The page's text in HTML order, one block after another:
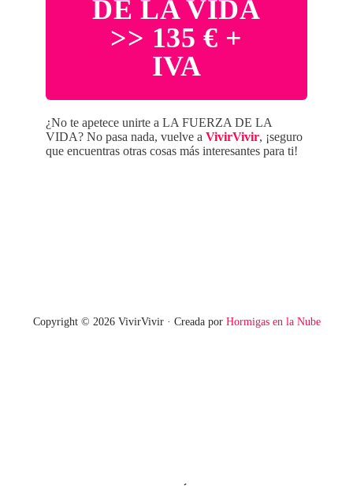
DE LA VIDA
>> 135 € +
IVA
¿No te apetece unirte a LA FUERZA DE LA
VIDA? No pasa nada, vuelve a VivirVivir, ¡seguro
que encuentras otras cosas más interesantes para ti!
Copyright © 2026 VivirVivir · Creada por Hormigas en la Nube